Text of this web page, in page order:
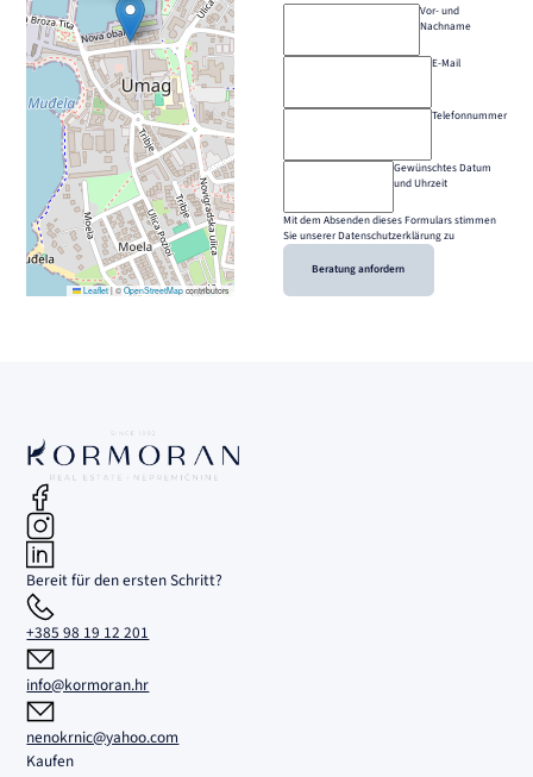
Leaflet |© OpenStreetMapcontributors
Vor- und
Nachname
E-Mail
Telefonnummer
Gewünschtes Datum
und Uhrzeit
Mit dem Absenden dieses Formulars stimmen
Sie unserer Datenschutzerklärung zu
Beratung anfordern
Bereit für den ersten Schritt?
+385 98 19 12 201
info@kormoran.hr
nenokrnic@yahoo.com
Kaufen